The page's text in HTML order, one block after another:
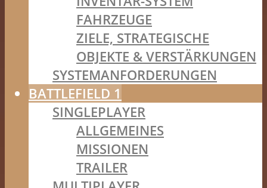
FAHRZEUGE
ZIELE, STRATEGISCHE
OBJEKTE & VERSTÄRKUNGEN
SYSTEMANFORDERUNGEN
BATTLEFIELD 1
SINGLEPLAYER
ALLGEMEINES
MISSIONEN
TRAILER